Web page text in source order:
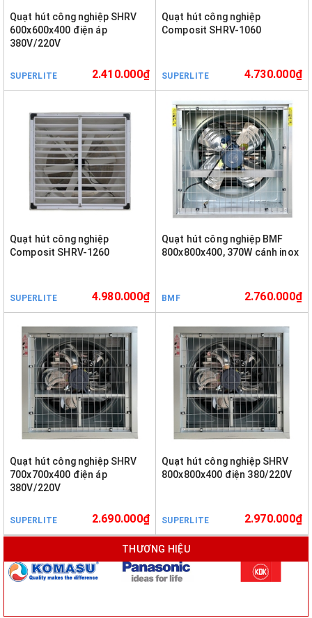
Quạt hút công nghiệp SHRV
600x600x400 điện áp
380V/220V
SUPERLITE 2.410.000₫
Quạt hút công nghiệp
Composit SHRV-1060
SUPERLITE 4.730.000₫
Quạt hút công nghiệp
Composit SHRV-1260
SUPERLITE 4.980.000₫
Quạt hút công nghiệp BMF
800x800x400, 370W cánh inox
BMF 2.760.000₫
Quạt hút công nghiệp SHRV
700x700x400 điện áp
380V/220V
SUPERLITE 2.690.000₫
Quạt hút công nghiệp SHRV
800x800x400 điện 380/220V
SUPERLITE 2.970.000₫
THƯƠNG HIỆU